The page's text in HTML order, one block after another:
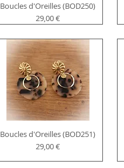
Boucles d'Oreilles (BOD250)
Prix
29,00 €
Boucles d'Oreilles (BOD251)
Prix
29,00 €